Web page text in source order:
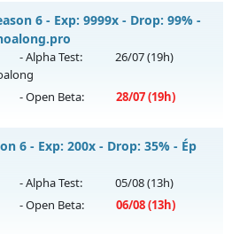
tuyệt đối
https://muhoalong.pro
Mở máy chủ
vào 13h ngày
Webzen
6 - Exp: 9999x - Drop: 99% -
- Alpha Test: 26/07(19h)
- Open Beta: 28/07(19h)
https://muhoalong.pro
Mở máy chủ
vào 19h ngày
6 - Exp: 200x - Drop: 35% - Ép
- Alpha Test: 05/08(13h)
- Open Beta: 06/08(13h)